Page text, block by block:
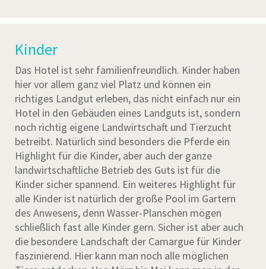
Kinder
Das Hotel ist sehr familienfreundlich. Kinder haben
hier vor allem ganz viel Platz und können ein
richtiges Landgut erleben, das nicht einfach nur ein
Hotel in den Gebäuden eines Landguts ist, sondern
noch richtig eigene Landwirtschaft und Tierzucht
betreibt. Natürlich sind besonders die Pferde ein
Highlight für die Kinder, aber auch der ganze
landwirtschaftliche Betrieb des Guts ist für die
Kinder sicher spannend. Ein weiteres Highlight für
alle Kinder ist natürlich der große Pool im Gartern
des Anwesens, denn Wasser-Planschen mögen
schließlich fast alle Kinder gern. Sicher ist aber auch
die besondere Landschaft der Camargue für Kinder
faszinierend. Hier kann man noch alle möglichen